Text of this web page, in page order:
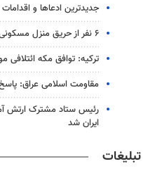
جدیدترین ادعاها و
۶ نفر از حریق منزل مسکونی در مشهد نجات یافتند
ترکیه: توافق مکه ائتلافی
مقاومت اسلامی عراق: پاسخ
رئیس ستاد مشترک ارتش
ایران شد
تبلیغات